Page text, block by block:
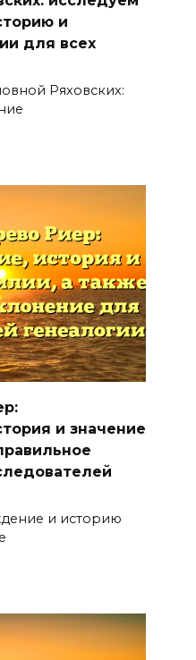
и
для всех
Ряховских:
и значение
и историю